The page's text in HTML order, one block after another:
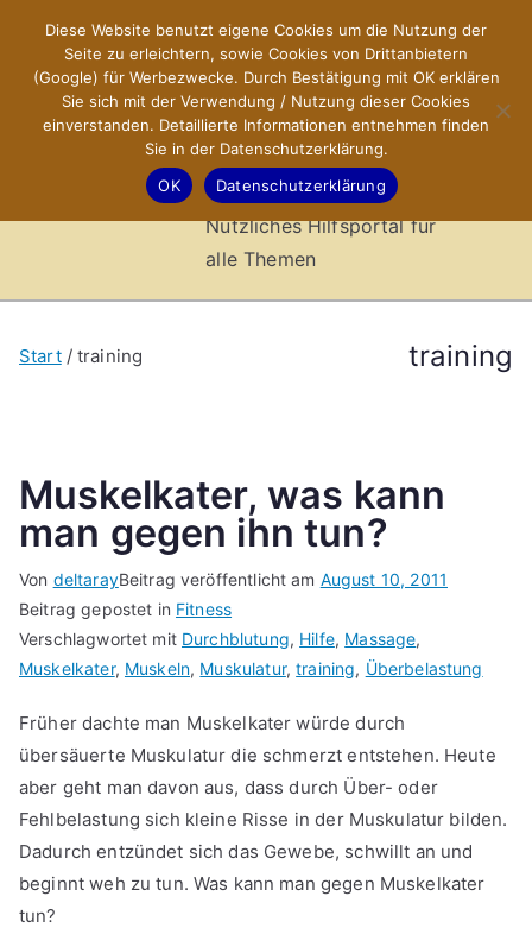
springen
X-Sites.de
–
Hilfsportal
Nützliches Hilfsportal für
alle Themen
training
Start training
Muskelkater, was kann
man gegen ihn tun?
Von deltarayBeitrag veröffentlicht am August 10, 2011
Beitrag gepostet in Fitness
Verschlagwortet mit Durchblutung, Hilfe, Massage,
Muskelkater, Muskeln, Muskulatur,training, Überbelastung
Früher dachte man Muskelkater würde durch
übersäuerte Muskulatur die schmerzt entstehen. Heute
aber geht man davon aus, dass durch Über- oder
Fehlbelastung sich kleine Risse in der Muskulatur bilden.
Dadurch entzündet sich das Gewebe, schwillt an und
beginnt weh zu tun. Was kann man gegen Muskelkater
tun?
Diese Website benutzt eigene Cookies um die Nutzung der
Seite zu erleichtern, sowie Cookies von Drittanbietern
(Google) für Werbezwecke. Durch Bestätigung mit OK erklären
Sie sich mit der Verwendung / Nutzung dieser Cookies
einverstanden. Detaillierte Informationen entnehmen finden
Sie in der Datenschutzerklärung.
OK
Datenschutzerklärung